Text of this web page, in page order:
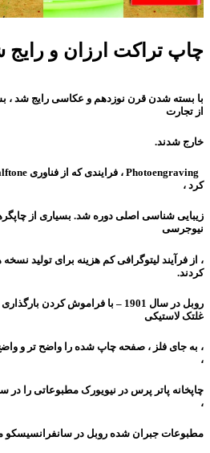
چاپ تراکت ارزان و
با بسته شدن قرن نوزدهم و عکاسی رایج شد
از تجارت
خارج شدند.
کرد ،
زیبایی شناسی اصلی دوره شد. بسیاری از
نیوجرسی
، از فرآیند لیتوگرافی کم هزینه برای تولید
کردند.
روبل در سال 1901 – با فراموش
غلتک لاستیکی
، به جای فلز ، صفحه چاپ شده را واضح تر و
،
،
مطبوعات جبران شده روبل در سانفرانسیسكو